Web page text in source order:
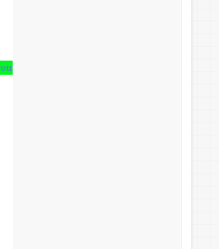
runs riot there,undigested all your life.We